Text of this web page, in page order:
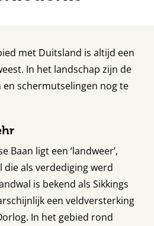
met Duitsland is altijd een
In het landschap zijn de
schermutselingen nog te
Baan ligt een ‘landweer’,
die als verdediging werd
is bekend als Sikkings
een veldversterking
In het gebied rond